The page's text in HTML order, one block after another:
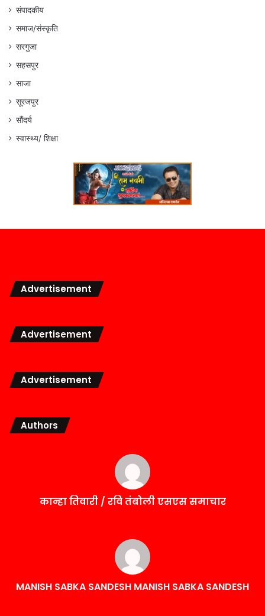
संपादकीय
समाज/संस्कृति
सरगुजा
सहसपुर
साजा
सूरजपुर
सौंदर्य
स्वास्थ्य/ शिक्षा
Advertisement
Advertisement
Advertisement
Authors
कान्हा तिवारी / रवि तंबोली एसएस समाचार
MANISH SABKA SANDESH MANISH SABKA SANDESH